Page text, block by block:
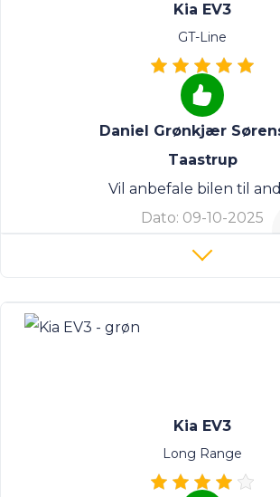
Kia EV3
GT-Line
Daniel Grønkjær
Taastrup
Vil anbefale bilen til
Dato: 09-10-2025
Kia EV3
Long Range